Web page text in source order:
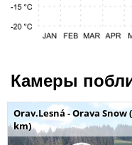
Камеры
Orav.Lesná - Orava Snow
km)